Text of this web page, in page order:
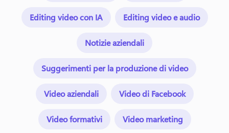
Editing video con IA Editing video e audio
Notizie aziendali
Suggerimenti per la produzione di video
Video aziendali Video di Facebook
Video formativi Video marketing